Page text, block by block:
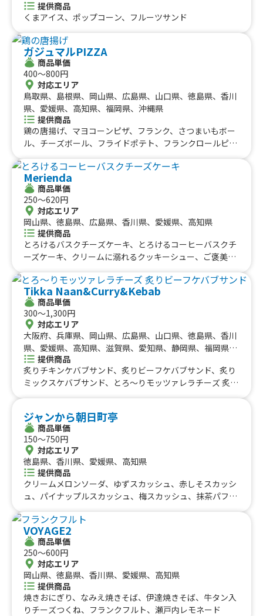
提供商品
くまアイス、ポップコーン、フルーツサンド
ガジュマルPIZZA
商品単価
400〜800円
対応エリア
鳥取県、島根県、岡山県、広島県、山口県、徳島県、香川
県、愛媛県、高知県、福岡県、沖縄県
提供商品
鶏の唐揚げ、マヨコーンピザ、フランク、さつまいもボー
ル、チーズボール、フライドポテト、フランクロールピ
Merienda
商品単価
250〜620円
対応エリア
岡山県、徳島県、広島県、香川県、愛媛県、高知県
提供商品
とろけるバスクチーズケーキ、とろけるコーヒーバスクチ
ーズケーキ、クリームに溺れるクッキーシュー、ご褒美ク
のソバオ、クロッフルディップ、Merienda特製スコーン、
カップシフォンクリーム、パンナコッタ ぷるぷるくまた
ん
Tikka Naan&Curry&Kebab
商品単価
300〜1,300円
対応エリア
大阪府、兵庫県、岡山県、広島県、山口県、徳島県、香川
県、愛媛県、高知県、滋賀県、愛知県、静岡県、福岡県、
京都府、和歌山県、三重県、鳥取県、東京都、千葉県、群
馬県
提供商品
炙りチキンケバブサンド、炙りビーフケバブサンド、炙り
ミックスケバブサンド、とろ〜りモッツァレラチーズ 炙り
ジャンから朝日町亭
商品単価
150〜750円
対応エリア
徳島県、香川県、愛媛県、高知県
提供商品
クリームメロンソーダ、ゆずスカッシュ、赤しそスカッシ
ュ、パイナップルスカッシュ、梅スカッシュ、抹茶パフ
ェ、ベリーパフェ、オレオパフェ、チョコバナナパフェ、
ミニチーズドッグ5個入り、おつまみチーズロール、ロー
ストビーフ丼、おでん5種入り、ソフトクリーム、カレー
パン、かき氷Special、かき氷regular、かき氷、ソフトド
リンク各種、北海道コロッケ、黒毛和牛メンチカツ、ハリ
ケーンポテト、チヂミ3枚入り、ジャンボからあげ棒、サ
クッとチーズ棒、たこ焼き6個入り、からタコBOX、ジャ
ンボから・ポテBOX、エビと野菜の天丼、からあげ弁当、
VOYAGE2
商品単価
250〜600円
対応エリア
岡山県、徳島県、香川県、愛媛県、高知県
提供商品
焼きおにぎり、なみえ焼きそば、伊達焼きそば、牛タン入
りチーズつくね、フランクフルト、瀬戸内レモネード